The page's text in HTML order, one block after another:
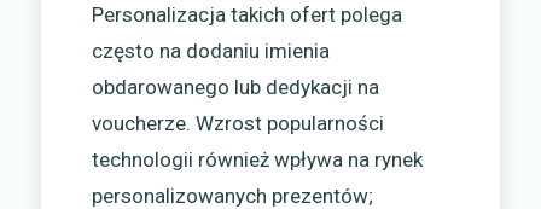
Personalizacja takich ofert polega
często na dodaniu imienia
obdarowanego lub dedykacji na
voucherze. Wzrost popularności
technologii również wpływa na rynek
personalizowanych prezentów;